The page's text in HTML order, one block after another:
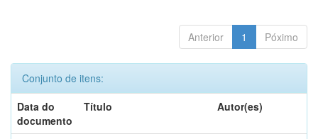
Anterior 1 Póximo
Conjunto de itens:
Data do
documento
Título Autor(es)